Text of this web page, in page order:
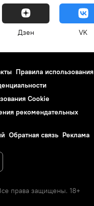
Дзен VK
Правила использования
Cookie
рекомендательных
Обратная связь Реклама
права защищены. 18+